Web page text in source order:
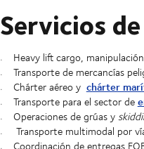
Servicios
Heavy lift cargo,
Transporte de mercancías
Chárter aéreo y chárter
Transporte para el sector de
Operaciones de grúas y
Transporte multimodal por
Coordinación de entregas